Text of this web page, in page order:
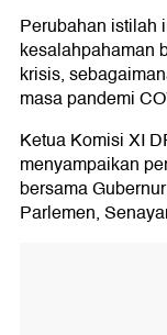
Perubahan istilah
kesalahpahaman
krisis,
masa pandemi
Ketua Komisi XI
menyampaikan
bersama
Parlemen,